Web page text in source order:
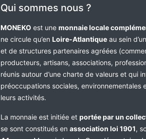
Qui sommes nous ?
MONEKO est une monnaie locale
ne circule qu’en Loire-Atlantique au sein
et de structures partenaires agréées
producteurs, artisans, associations,
réunis autour d’une charte de valeurs et qui
préoccupations sociales, environnementales
leurs activités.
La monnaie est initiée et portée par un
se sont constitués en association loi 1901,